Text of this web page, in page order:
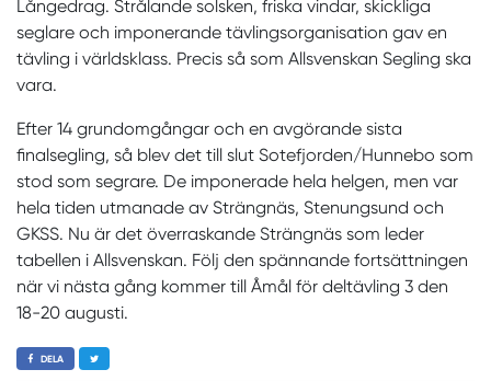
Långedrag. Strålande solsken, friska vindar, skickliga
seglare och imponerande tävlingsorganisation gav en
tävling i världsklass. Precis så som Allsvenskan Segling ska
vara.
Efter 14 grundomgångar och en avgörande sista
finalsegling, så blev det till slut Sotefjorden/Hunnebo som
stod som segrare. De imponerade hela helgen, men var
hela tiden utmanade av Strängnäs, Stenungsund och
GKSS. Nu är det överraskande Strängnäs som leder
tabellen i Allsvenskan. Följ den spännande fortsättningen
när vi nästa gång kommer till Åmål för deltävling 3 den
18-20 augusti.
DELA